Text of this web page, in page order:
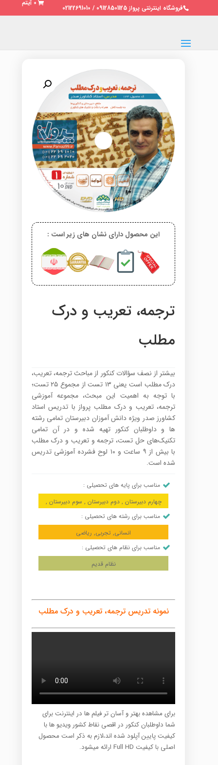
فروشگاه اینترنتی پرواز 09128501125 / 02122691010
0 آیتم
این محصول دارای نشان های زیر است :
ترجمه، تعریب و درک
مطلب
بیشتر از نصف سؤالات کنکور از مباحث ترجمه، تعریب،
درک مطلب است یعنی ۱۳ تست از مجموع ۲۵ تست؛
با توجه به اهمیت این مبحث، مجموعه آموزشی
ترجمه، تعریب و درک مطلب پرواز با تدریس استاد
کشاورز صدر ویژه دانش آموزان دبیرستان تمامی رشته
ها و داوطلبان کنکور تهیه شده و در آن تمامی
تکنیک‌های حل تست، ترجمه و تعریب و درک مطلب
با بیش از ۹ ساعت و ۱۰ لوح فشرده آموزشی تدریس
شده است.
مناسب برای پایه های تحصیلی :
چهارم دبیرستان , دوم دبیرستان , سوم دبیرستان ,
مناسب برای رشته های تحصیلی :
انسانی, تجربی, ریاضی
مناسب برای نظام های تحصیلی :
نظام قدیم
نمونه تدریس ترجمه، تعریب و درک مطلب
برای مشاهده بهتر و آسان تر فیلم ها در اینترنت برای
شما داوطلبان کنکور در اقصی نقاط کشور ویدیو ها با
کیفیت پایین آپلود شده اند،لازم به ذکر است محصول
اصلی با کیفیت Full HD ارائه میشود.